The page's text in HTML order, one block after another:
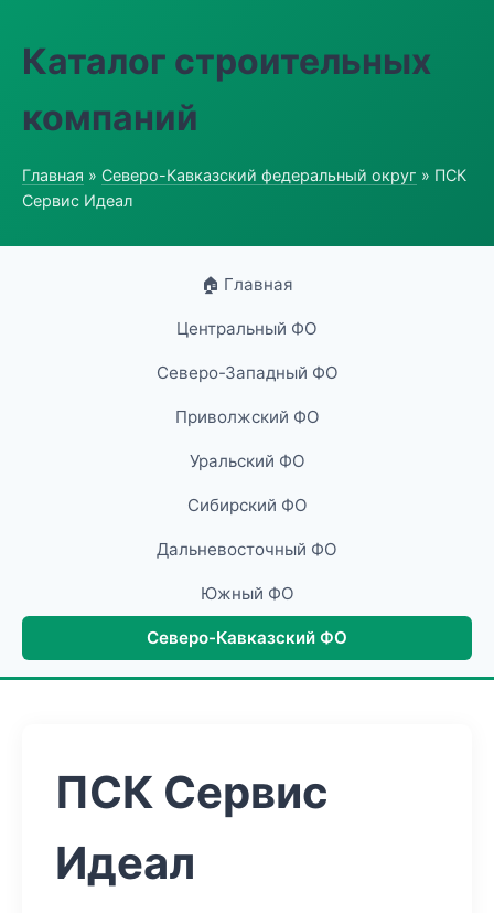
Каталог строительных
компаний
Главная » Северо-Кавказский федеральный округ » ПСК
Сервис Идеал
🏠 Главная
Центральный ФО
Северо-Западный ФО
Приволжский ФО
Уральский ФО
Сибирский ФО
Дальневосточный ФО
Южный ФО
Северо-Кавказский ФО
ПСК Сервис
Идеал